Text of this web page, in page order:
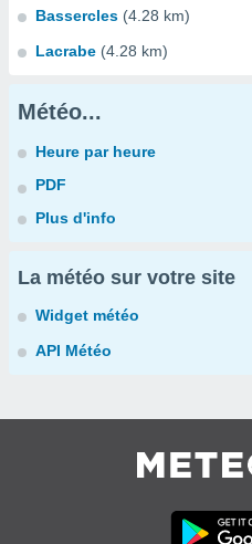
Bassercles (4.28 km)
Lacrabe (4.28 km)
Météo...
Heure par heure
PDF
Plus d'info
La météo sur votre site
Widget météo
API Météo